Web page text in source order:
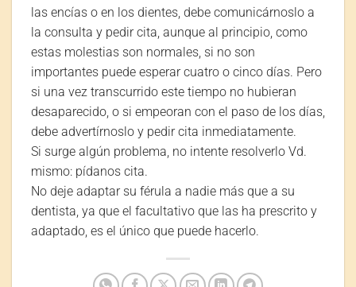
las encías o en los dientes, debe comunicárnoslo a
la consulta y pedir cita, aunque al principio, como
estas molestias son normales, si no son
importantes puede esperar cuatro o cinco días. Pero
si una vez transcurrido este tiempo no hubieran
desaparecido, o si empeoran con el paso de los días,
debe advertírnoslo y pedir cita inmediatamente.
Si surge algún problema, no intente resolverlo Vd.
mismo: pídanos cita.
No deje adaptar su férula a nadie más que a su
dentista, ya que el facultativo que las ha prescrito y
adaptado, es el único que puede hacerlo.